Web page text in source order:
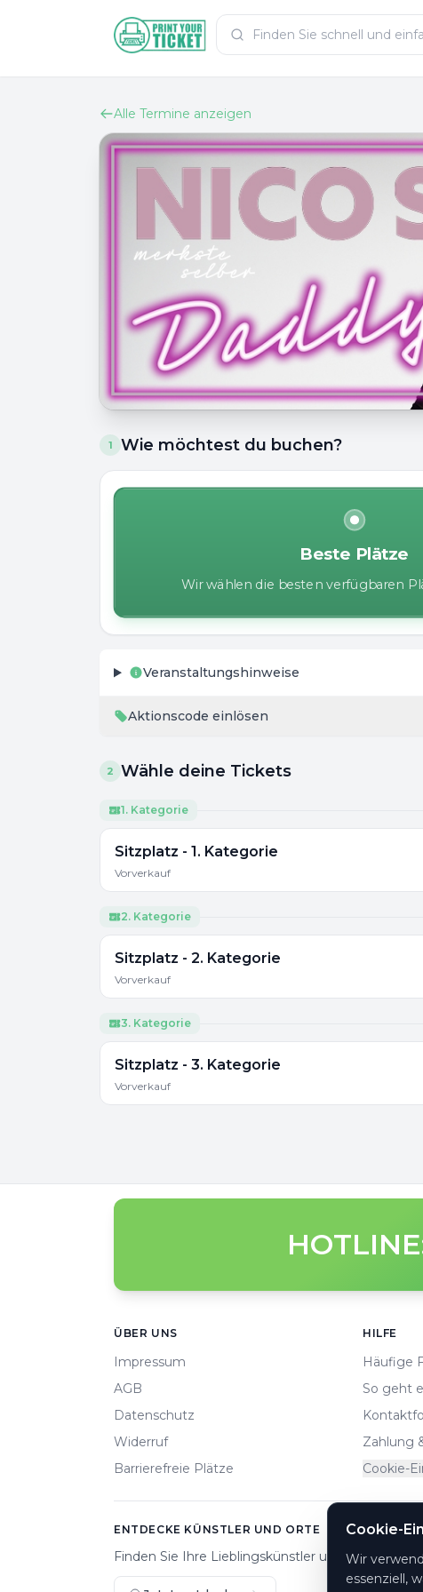
Zum HauptinhaltPrintYourTicket
Alle Termine anzeigen
1 Wie möchtest du buchen?
Beste Plätze
Wir wählen die besten verfügbaren
Veranstaltungshinweise
Aktionscode einlösen
2 Wähle deine Tickets
1. Kategorie
Sitzplatz - 1. Kategorie
Vorverkauf
2. Kategorie
Sitzplatz - 2. Kategorie
Vorverkauf
3. Kategorie
Sitzplatz - 3. Kategorie
Vorverkauf
ÜBER UNS
Impressum
AGB
Datenschutz
Widerruf
Barrierefreie Plätze
HILFE
Häufige
So geht
Zahlung
Cookie-
ENTDECKE KÜNSTLER UND ORTE
Finden Sie Ihre Lieblingskünstler und
Cookie-
Wir
essenziell,